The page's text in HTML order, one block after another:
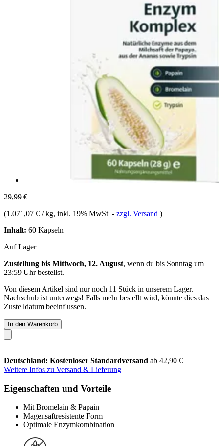
29,99 €
(1.071,07 € / kg, inkl. 19% MwSt. - zzgl. Versand )
Inhalt: 60 Kapseln
Auf Lager
Zustellung bis Mittwoch, 12. August, wenn du bis Sonntag um
23:59 Uhrbestellst.
Von diesem Artikel sind nur noch 11 Stück in unserem Lager.
Nachschub ist unterwegs! Falls mehr bestellt wird, könnte dies das
Zustelldatum beeinflussen.
In den Warenkorb
Deutschland: Kostenloser Standardversand ab 42,90 €
Weitere Infos zu Versand & Lieferung
Eigenschaften und Vorteile
Mit Bromelain & Papain
Magensaftresistente Form
Optimale Enzymkombination